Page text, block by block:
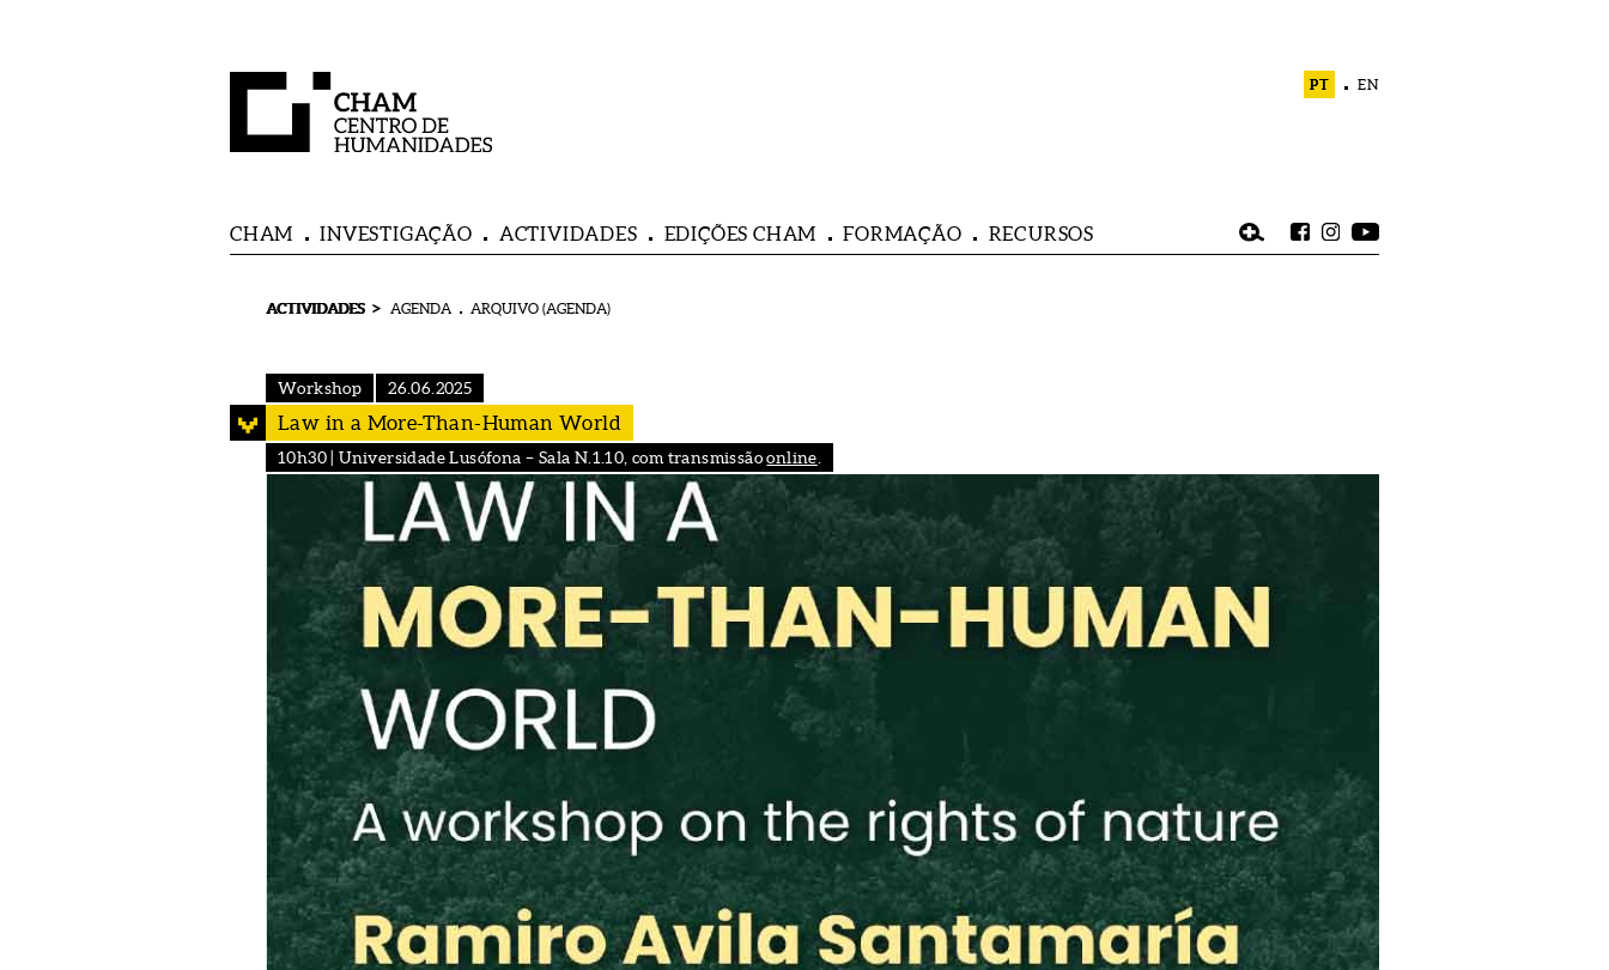
PT EN
CHAM INVESTIGAÇÃO ACTIVIDADES EDIÇÕES CHAM FORMAÇÃO RECURSOS
ACTIVIDADES > AGENDA ARQUIVO (AGENDA)
Workshop 26.06.2025
Law in a More-Than-Human World
10h30 | Universidade Lusófona – Sala N.1.10, com transmissãoonline